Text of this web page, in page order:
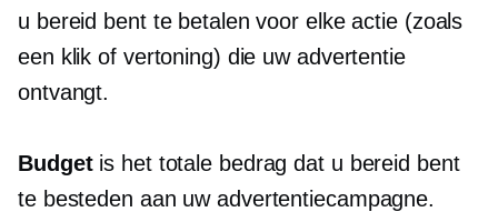
u bereid bent te betalen voor elke actie (zoals
een klik of vertoning) die uw advertentie
ontvangt.
Budgetis het totale bedrag dat u bereid bent
te besteden aan uw advertentiecampagne.